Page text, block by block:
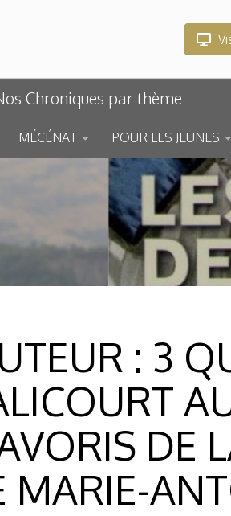
Chroniques par thème
MÉCÉNAT POUR LES JEUNES
: 3
DE
MARIE-